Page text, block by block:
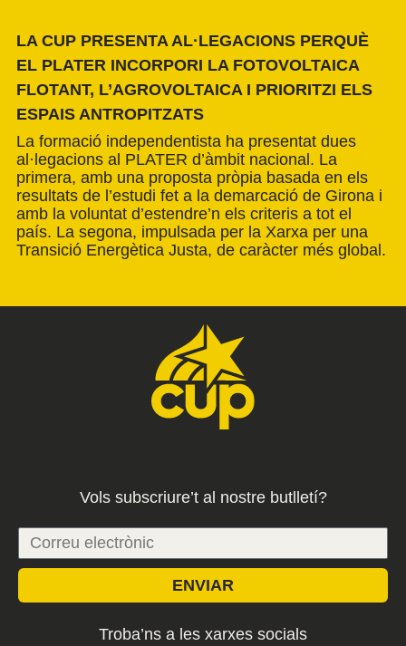
LA CUP PRESENTA AL·LEGACIONS PERQUÈ
EL PLATER INCORPORI LA FOTOVOLTAICA
FLOTANT, L’AGROVOLTAICA I PRIORITZI ELS
ESPAIS ANTROPITZATS
La formació independentista ha presentat dues
al·legacions al PLATER d’àmbit nacional. La
primera, amb una proposta pròpia basada en els
resultats de l’estudi fet a la demarcació de Girona i
amb la voluntat d’estendre’n els criteris a tot el
país. La segona, impulsada per la Xarxa per una
Transició Energètica Justa, de caràcter més global.
Vols subscriure’t al nostre butlletí?
ENVIAR
Troba’ns a les xarxes socials